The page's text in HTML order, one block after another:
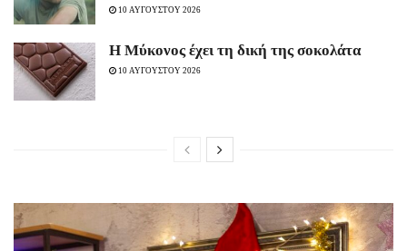
10 ΑΥΓΟΥΣΤΟΥ 2026
Η Μύκονος έχει τη δική της σοκολάτα
10 ΑΥΓΟΥΣΤΟΥ 2026